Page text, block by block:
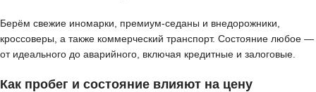
Берём свежие иномарки, премиум-седаны и внедорожники,
кроссоверы, а также коммерческий транспорт. Состояние любое —
от идеального до аварийного, включая кредитные и залоговые.
Как пробег и состояние влияют на цену